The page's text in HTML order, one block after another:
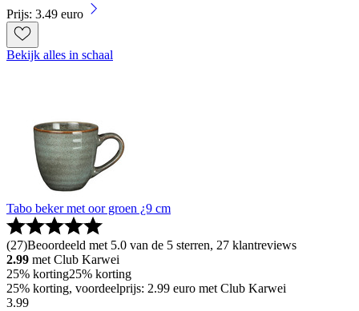
Prijs: 3.49 euro
Bekijk alles in schaal
Tabo beker met oor groen ¿9 cm
(27)Beoordeeld met 5.0 van de 5 sterren, 27 klantreviews
2.99 met Club Karwei
25% korting25% korting
25% korting, voordeelprijs: 2.99 euro met Club Karwei
3.99